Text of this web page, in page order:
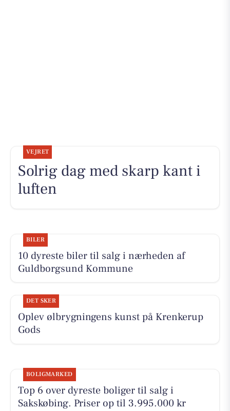
VEJRET
Solrig dag med skarp kant i
luften
BILER
10 dyreste biler til salg i nærheden af
Guldborgsund Kommune
DET SKER
Oplev ølbrygningens kunst på Krenkerup
Gods
BOLIGMARKED
Top 6 over dyreste boliger til salg i
Sakskøbing. Priser op til 3.995.000 kr